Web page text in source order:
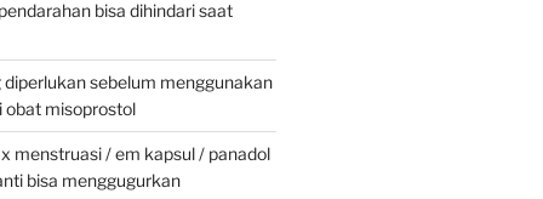
bisa dihindari saat
diperlukan sebelum menggunakan
obat misoprostol
menstruasi / em kapsul / panadol
bisa menggugurkan